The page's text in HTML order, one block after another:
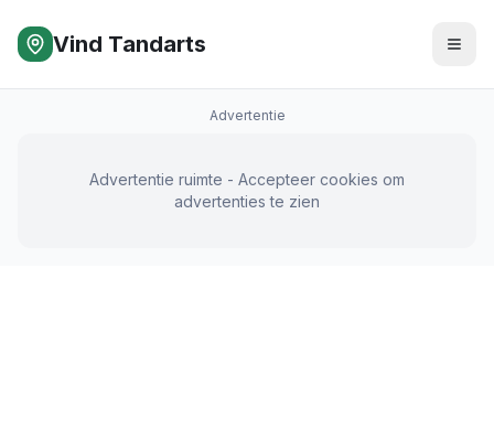
Vind Tandarts
Advertentie
Advertentie ruimte - Accepteer cookies om
advertenties te zien